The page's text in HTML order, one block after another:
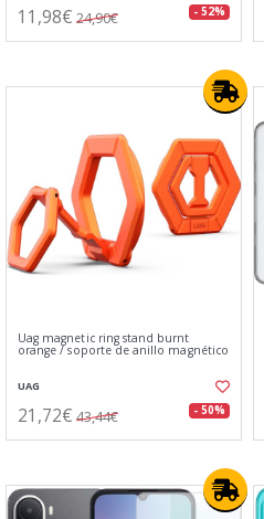
11,98€ 24,90€ - 52%
Uag magnetic ring stand burnt
orange / soporte de anillo magnético
UAG
21,72€ 43,44€ - 50%